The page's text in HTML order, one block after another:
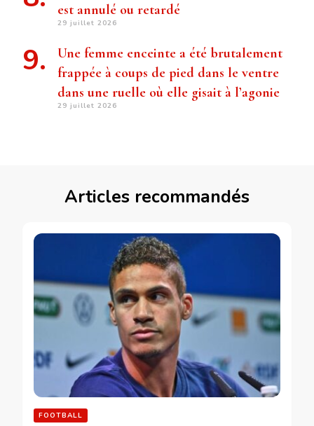
est annulé ou retardé
29 juillet 2026
Une femme enceinte a été brutalement
frappée à coups de pied dans le ventre
dans une ruelle où elle gisait à l’agonie
29 juillet 2026
Articles recommandés
FOOTBALL